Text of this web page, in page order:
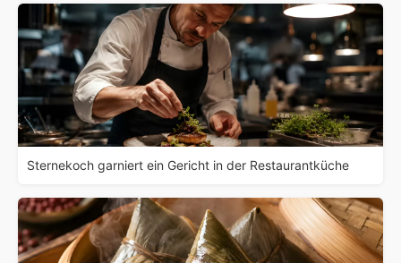
Sternekoch garniert ein Gericht in der Restaurantküche